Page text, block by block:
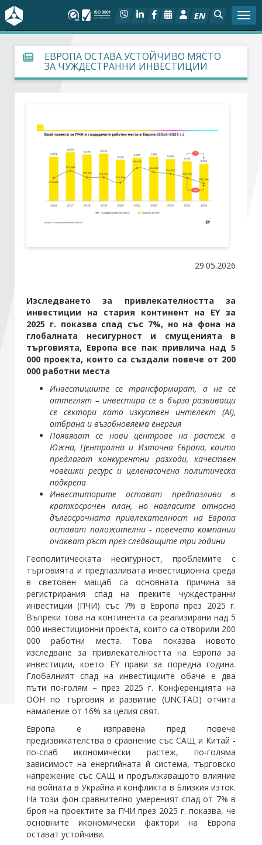
EN
За БСК
На фокус
Дейности
Арбитражен съд
Абонирайте се!
ЕВРОПА ОСТАВА УСТОЙЧИВО МЯСТО
ЗА ЧУЖДЕСТРАННИ ИНВЕСТИЦИИ
29.05.2026
Изследването за привлекателността
за
инвестиции на стария континент на EY за
2025 г. показва спад със 7%, но на фона на
глобалната несигурност и смущенията в
търговията, Европа все пак привлича над 5
000 проекта, които са създали повече от 200
000 работни места
Инвестициите се трансформират, а не се
оттеглят – инвестира се в бързо развиващи
се сектори като изкуствен интелект (AI),
отбрана и възобновяема енергия
Появяват се нови центрове на растеж в
Южна, Централна и Източна Европа, които
предлагат конкурентни разходи, качествен
човешки ресурс и целенасочена политическа
подкрепа
Инвеститорите остават предпазливи в
краткосрочен план, но нагласите относно
дългосрочната привлекателност на Европа
остават положителни - повечето компании
очакват ръст през следващите три години
Геополитическата несигурност, проблемите с
търговията и предпазливата инвестиционна среда
в световен мащаб са основната причина за
регистрирания спад на преките чуждестранни
инвестиции (ПЧИ) със 7% в Европа през 2025 г.
Въпреки това на континента са реализирани над 5
000 инвестиционни проекта, които са отворили 200
000 работни места. Това показва новото
изследване за привлекателността на Европа за
инвестиции, което EY прави за поредна година.
Глобалният спад на инвестициите обаче е два
пъти по-голям – през 2025 г. Конференцията на
ООН по търговия и развитие (UNCTAD) отчита
намаление от 16% за целия свят.
Европа е изправена пред повече
предизвикателства в сравнение със САЩ и Китай -
по-слаб икономически растеж, по-голяма
зависимост на енергийната й система, търговско
напрежение със САЩ и продължаващото влияние
на войната в Украйна и конфликта в Близкия изток.
На този фон сравнително умереният спад от 7% в
броя на проектите за ПЧИ през 2025 г. показва, че
основните икономически фактори на Европа
остават устойчиви.